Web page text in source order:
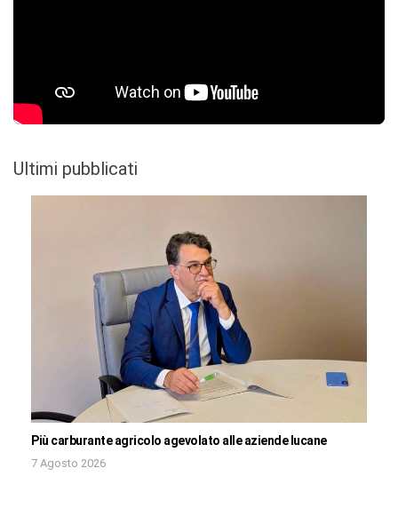
Ultimi pubblicati
Più carburante agricolo agevolato alle aziende lucane
7 Agosto 2026